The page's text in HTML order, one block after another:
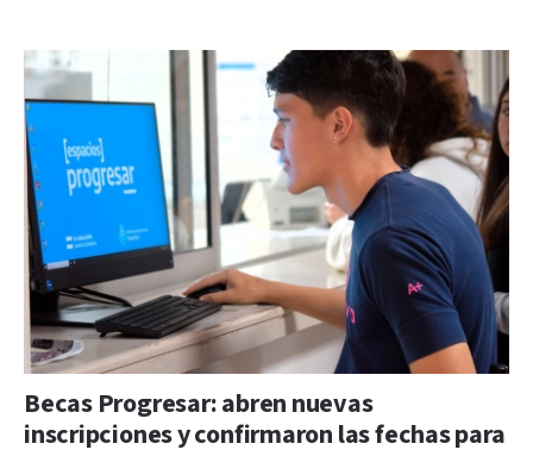
Becas Progresar: abren nuevas
inscripciones y confirmaron las fechas para